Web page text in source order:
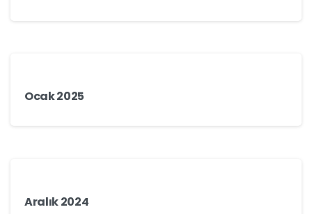
Ocak 2025
Aralık 2024